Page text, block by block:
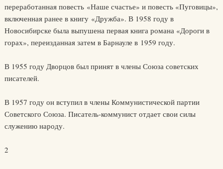
переработанная повесть «Наше счастье» и повесть «Пуговицы»,
включенная ранее в книгу «Дружба». В 1958 году в
Новосибирске была выпушена первая книга романа «Дороги в
горах», переизданная затем в Барнауле в 1959 году.
В 1955 году Дворцов был принят в члены Союза советских
писателей.
В 1957 году он вступил в члены Коммунистической партии
Советского Союза. Писатель-коммунист отдает свои силы
служению народу.
2